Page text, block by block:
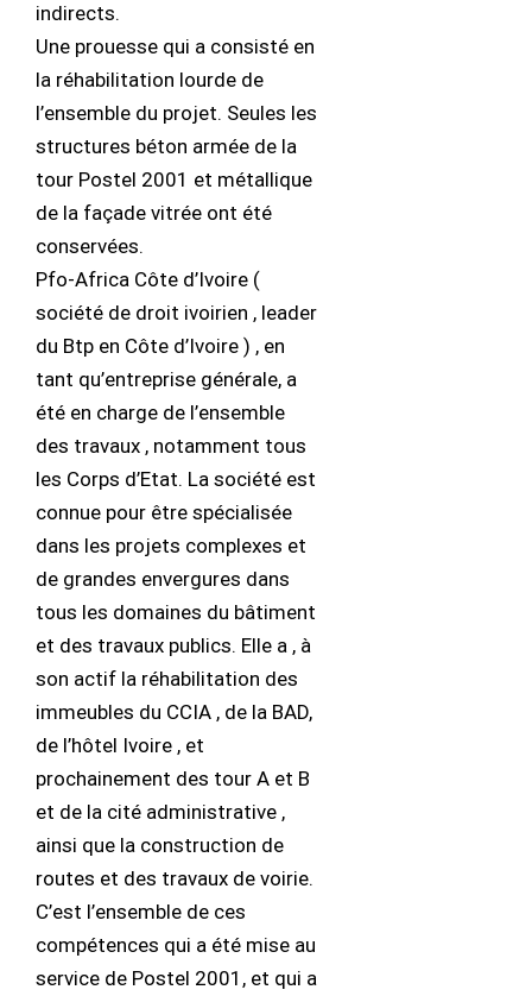
indirects.
Une prouesse qui a consisté en
la réhabilitation lourde de
l’ensemble du projet. Seules les
structures béton armée de la
tour Postel 2001 et métallique
de la façade vitrée ont été
conservées.
Pfo-Africa Côte d’Ivoire (
société de droit ivoirien , leader
du Btp en Côte d’Ivoire ) , en
tant qu’entreprise générale, a
été en charge de l’ensemble
des travaux , notamment tous
les Corps d’Etat. La société est
connue pour être spécialisée
dans les projets complexes et
de grandes envergures dans
tous les domaines du bâtiment
et des travaux publics. Elle a , à
son actif la réhabilitation des
immeubles du CCIA , de la BAD,
de l’hôtel Ivoire , et
prochainement des tour A et B
et de la cité administrative ,
ainsi que la construction de
routes et des travaux de voirie.
C’est l’ensemble de ces
compétences qui a été mise au
service de Postel 2001, et qui a